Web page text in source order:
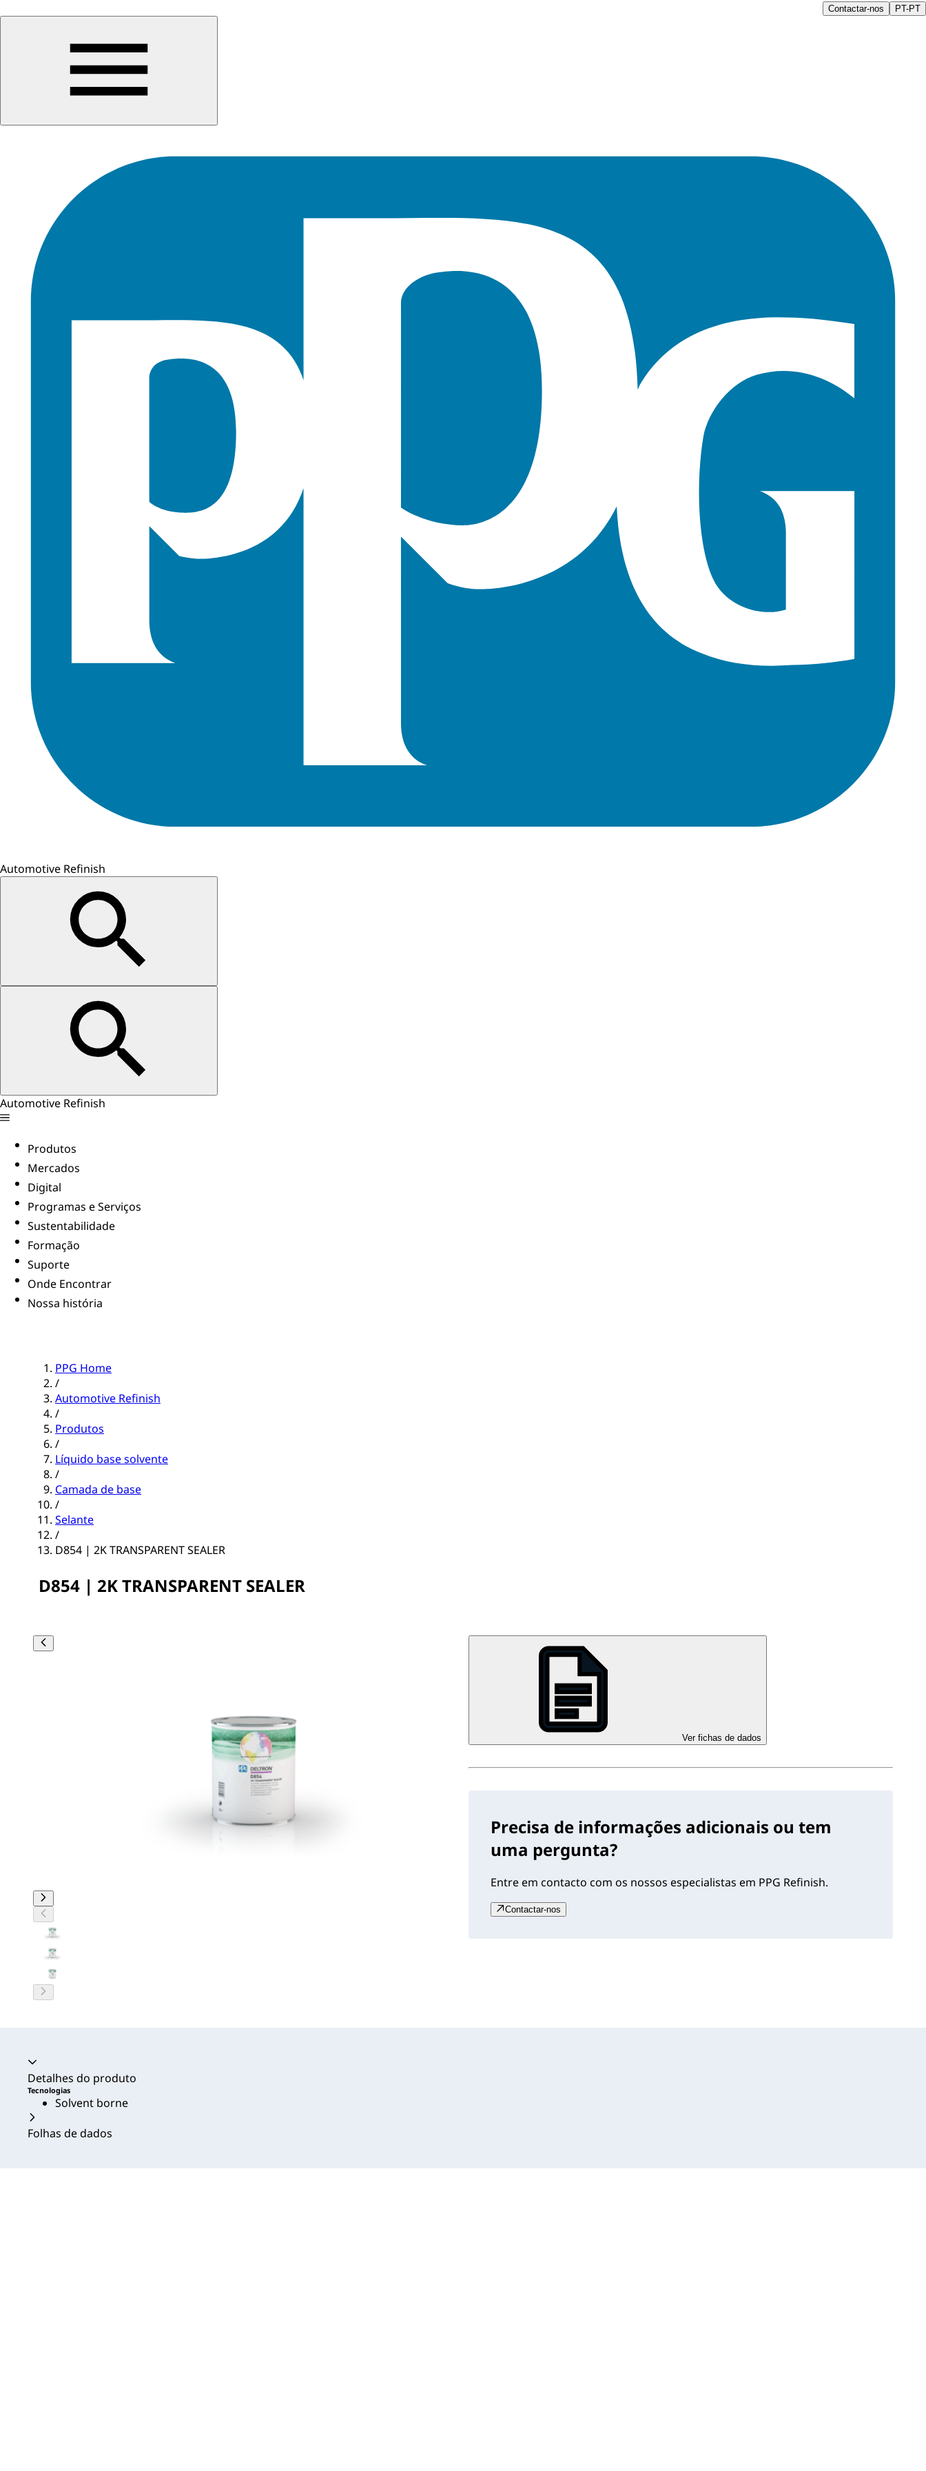
Contactar-nos PT-PT
Automotive Refinish
Automotive Refinish
Produtos
Mercados
Digital
Programas e Serviços
Sustentabilidade
Formação
Suporte
Onde Encontrar
Nossa história
PPG Home
/
Automotive Refinish
/
Produtos
/
Líquido base solvente
/
Camada de base
/
Selante
/
D854 | 2K TRANSPARENT SEALER
D854 | 2K TRANSPARENT SEALER
Ver fichas de dados
Precisa de informações adicionais ou tem
uma pergunta?
Entre em contacto com os nossos especialistas em PPG Refinish.
Contactar-nos
Acordeão recolhido
Detalhes do produto
Tecnologias
Solvent borne
Folhas de dados